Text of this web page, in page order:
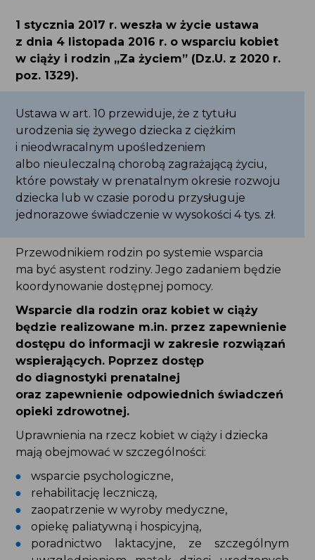
1 stycznia 2017 r. weszła w życie ustawa
z dnia 4 listopada 2016 r. o wsparciu kobiet
w ciąży i rodzin „Za życiem” (Dz.U. z 2020 r.
poz. 1329).
Ustawa w art. 10 przewiduje, że z tytułu urodzenia
się żywego dziecka z ciężkim i nieodwracalnym
upośledzeniem albo nieuleczalną chorobą
zagrażającą życiu, które powstały w prenatalnym
okresie rozwoju dziecka lub w czasie porodu
przysługuje jednorazowe świadczenie
w wysokości 4 tys. zł.
Przewodnikiem rodzin po systemie wsparcia
ma być asystent rodziny. Jego zadaniem będzie
koordynowanie dostępnej pomocy.
Wsparcie dla rodzin oraz kobiet w ciąży
będzie realizowane m.in. przez zapewnienie
dostępu do informacji w zakresie rozwiązań
wspierających. Poprzez dostęp do diagnostyki
prenatalnej oraz zapewnienie odpowiednich
świadczeń opieki zdrowotnej.
obejmować w szczególności:
rehabilitację leczniczą,
zaopatrzenie w wyroby medyczne,
opiekę paliatywną i hospicyjną,
poradnictwo laktacyjne, ze szczególnym
uwzględnieniem matek dzieci urodzonych